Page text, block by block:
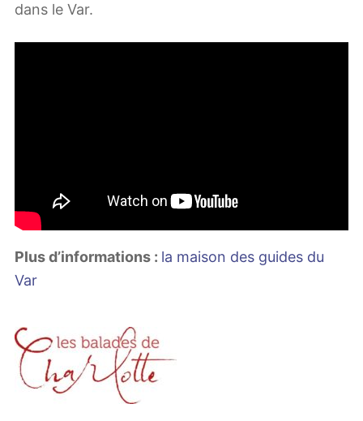
dans le Var.
Plus d’informations : la maison des guides du
Var